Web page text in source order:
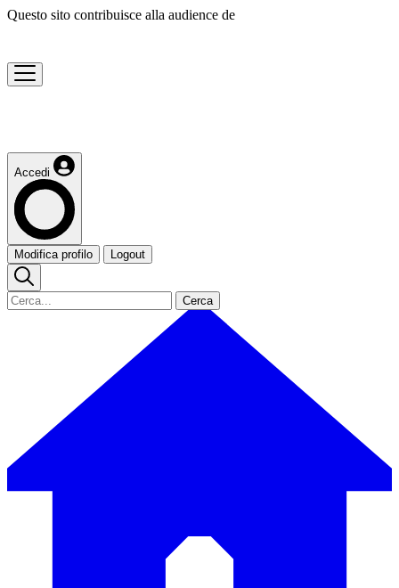
Questo sito contribuisce alla audience de
Accedi
Modifica profilo Logout
Cerca